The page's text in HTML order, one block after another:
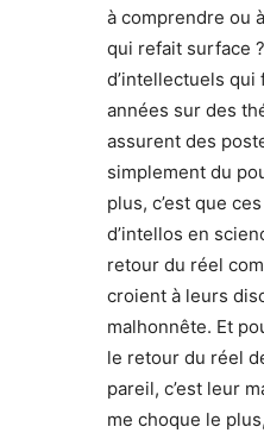
à comprendre ou
qui refait surface
d’intellectuels
années sur des
assurent des
simplement du
plus, c’est que
d’intellos en
retour du réel
croient à leurs
malhonnête. Et
le retour du réel
pareil, c’est leur
me choque le